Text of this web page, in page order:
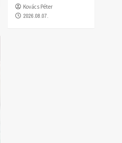
Kovács Péter
2026.08.07.